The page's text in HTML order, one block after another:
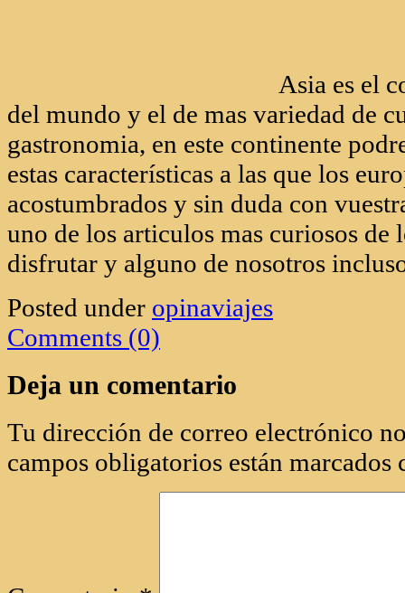
Posted byOpinaViajes on 02/06/
del mundo y el de mas variedad de
gastronomia, en este continente
estas características a las que los
acostumbrados y sin duda con
uno de los articulos mas curiosos de